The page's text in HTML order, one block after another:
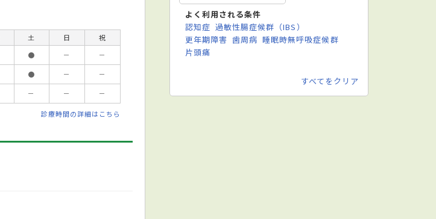
土 日
祝
● －
－
● －
－
－ － －
診療時間の詳細はこちら
よく利用される条件
認知症 過敏性腸症候群（IBS）
更年期障害 歯周病 睡眠時無呼吸症候群
片頭痛
すべてをクリア